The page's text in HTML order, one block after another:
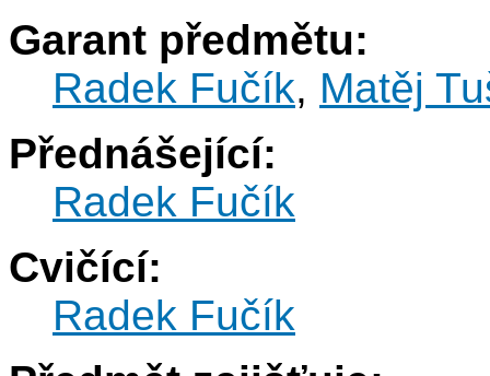
Garant předmětu:
Radek Fučík, Matěj
Přednášející:
Radek Fučík
Cvičící:
Radek Fučík